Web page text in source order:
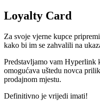
Loyalty Card
Za svoje vjerne kupce
kako bi im se zahvalili na
Predstavljamo vam Hyperlink
omogućava uštedu novca
prodajnom mjestu.
Definitivno je vrijedi imati!